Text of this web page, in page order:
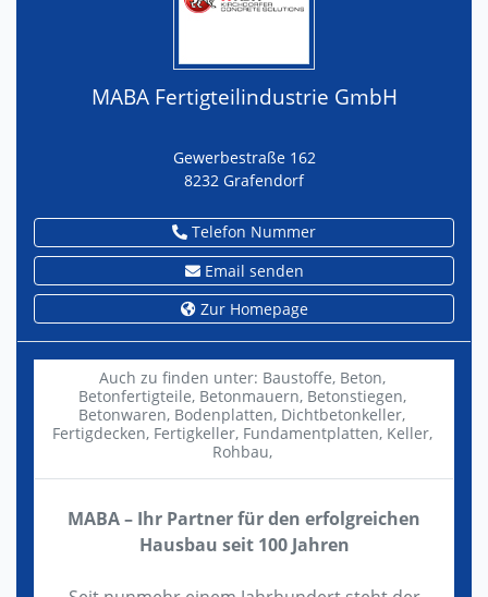
MABA Fertigteilindustrie GmbH
Gewerbestraße 162
8232 Grafendorf
Telefon Nummer
Email senden
Zur Homepage
Auch zu finden unter: Baustoffe, Beton,
Betonfertigteile, Betonmauern, Betonstiegen,
Betonwaren, Bodenplatten, Dichtbetonkeller,
Fertigdecken, Fertigkeller, Fundamentplatten, Keller,
Rohbau,
MABA – Ihr Partner für den erfolgreichen
Hausbau seit 100 Jahren